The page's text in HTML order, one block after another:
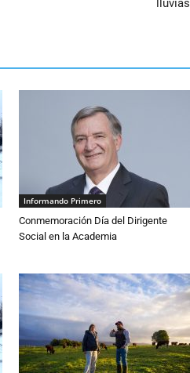
lluvias
Informando Primero
Conmemoración Día del Dirigente
Social en la Academia